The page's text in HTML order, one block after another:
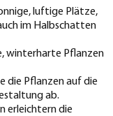
luftige Plätze,
im Halbschatten
winterharte Pflanzen
die Pflanzen auf die
ab.
erleichtern die